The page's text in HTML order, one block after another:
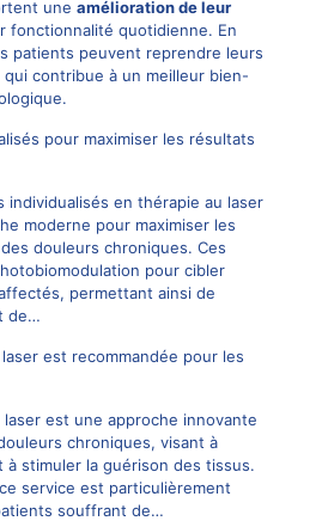
une amélioration de leur
fonctionnalité quotidienne. En
patients peuvent reprendre leurs
contribue à un meilleur bien-
pour maximiser les résultats
individualisés en thérapie au laser
moderne pour maximiser les
douleurs chroniques. Ces
pour cibler
permettant ainsi de
de…
est recommandée pour les
laser est une approche innovante
chroniques, visant à
à stimuler la guérison des tissus.
service est particulièrement
souffrant de…